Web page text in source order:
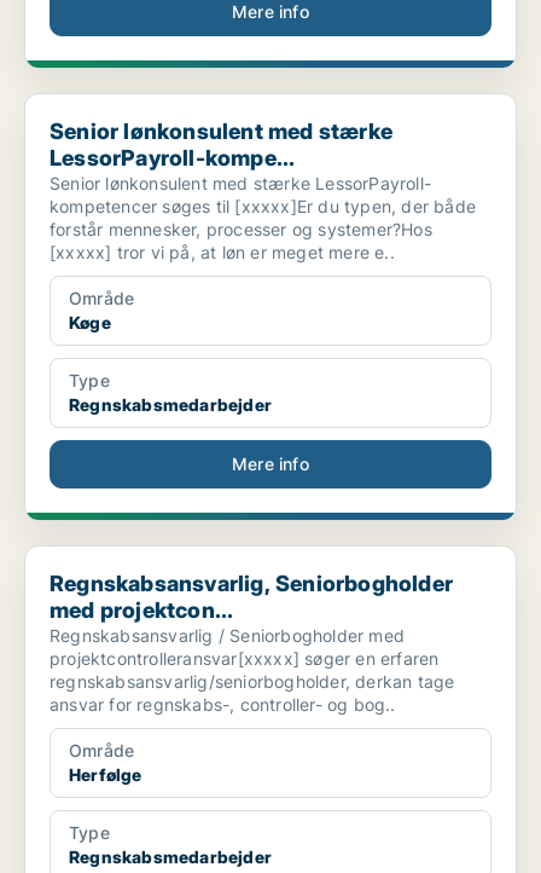
Mere info
Senior lønkonsulent med stærke LessorPayroll-kompe...
Senior lønkonsulent med stærke
LessorPayroll-kompe...
Senior lønkonsulent med stærke LessorPayroll-
kompetencer søges til [xxxxx]Er du typen, der både
forstår mennesker, processer og systemer?Hos
[xxxxx] tror vi på, at løn er meget mere e..
Område
Køge
Type
Regnskabsmedarbejder
Mere info
Regnskabsansvarlig, Seniorbogholder med projektcon...
Regnskabsansvarlig, Seniorbogholder
med projektcon...
Regnskabsansvarlig / Seniorbogholder med
projektcontrolleransvar[xxxxx] søger en erfaren
regnskabsansvarlig/seniorbogholder, derkan tage
ansvar for regnskabs-, controller- og bog..
Område
Herfølge
Type
Regnskabsmedarbejder